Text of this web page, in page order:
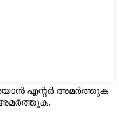
എന്റർ അമർത്തുക
അമർത്തുക.